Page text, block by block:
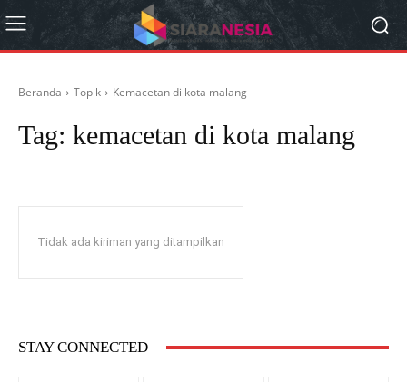
Beranda Topik Kemacetan di kota malang
Tag: kemacetan di kota malang
Tidak ada kiriman yang ditampilkan
STAY CONNECTED